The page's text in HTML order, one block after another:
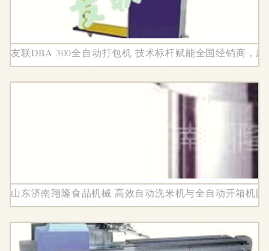
友联DBA 300全自动打包机 技术标杆赋能全国经销商，
山东济南翔隆食品机械 高效自动洗米机与全自动开箱机图